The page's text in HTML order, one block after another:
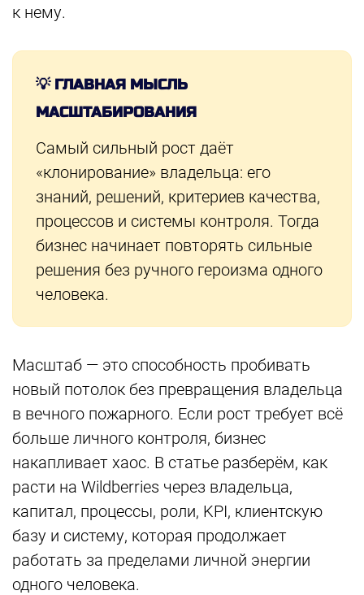
к нему.
💡 ГЛАВНАЯ МЫСЛЬ
МАСШТАБИРОВАНИЯ
Самый сильный рост даёт
«клонирование» владельца: его
знаний, решений, критериев качества,
процессов и системы контроля. Тогда
бизнес начинает повторять сильные
решения без ручного героизма одного
человека.
Масштаб — это способность пробивать
новый потолок без превращения владельца
в вечного пожарного. Если рост требует всё
больше личного контроля, бизнес
накапливает хаос. В статье разберём, как
расти на Wildberries через владельца,
капитал, процессы, роли, KPI, клиентскую
базу и систему, которая продолжает
работать за пределами личной энергии
одного человека.